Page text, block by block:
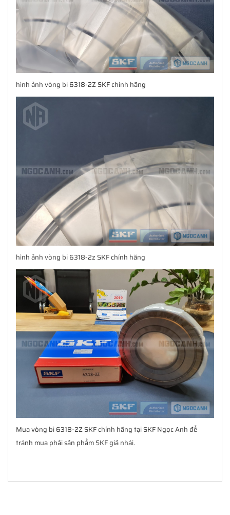
hình ảnh vòng bi 6318-2Z SKF chính hãng
hình ảnh vòng bi 6318-2z SKF chính hãng
Mua vòng bi 6318-2Z SKF chính hãng tại SKF Ngọc Anh để
tránh mua phải sản phẩm SKF giả nhái.